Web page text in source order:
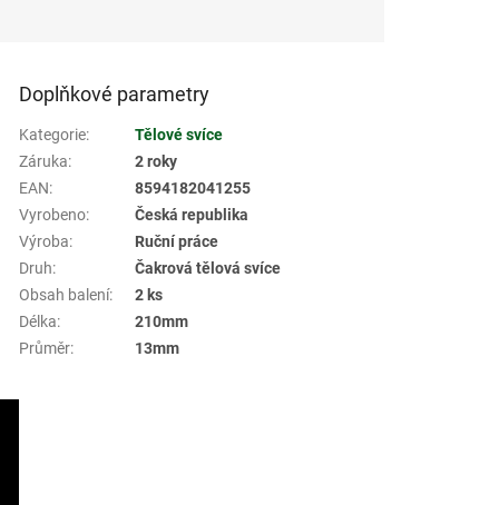
Doplňkové parametry
Kategorie:
Tělové svíce
Záruka:
2 roky
EAN:
8594182041255
Vyrobeno:
Česká republika
Výroba:
Ruční práce
Druh:
Čakrová tělová svíce
Obsah balení:
2 ks
Délka:
210mm
Průměr: 13mm